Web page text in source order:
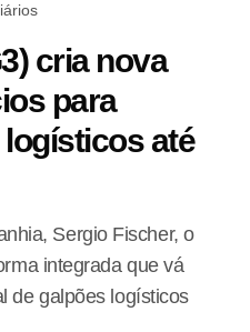
cria nova
para
até
Sergio Fischer, o
integrada que vá
de galpões logísticos